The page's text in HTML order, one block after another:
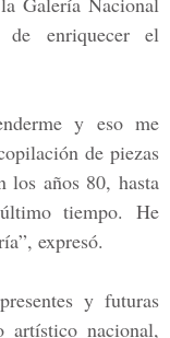
enriquecer el
y eso me
de piezas
los años80, hasta
tiempo. He
expresó.
y futuras
artístico nacional,